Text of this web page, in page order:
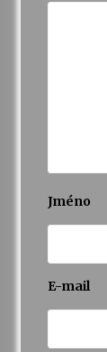
Jméno
E-mail